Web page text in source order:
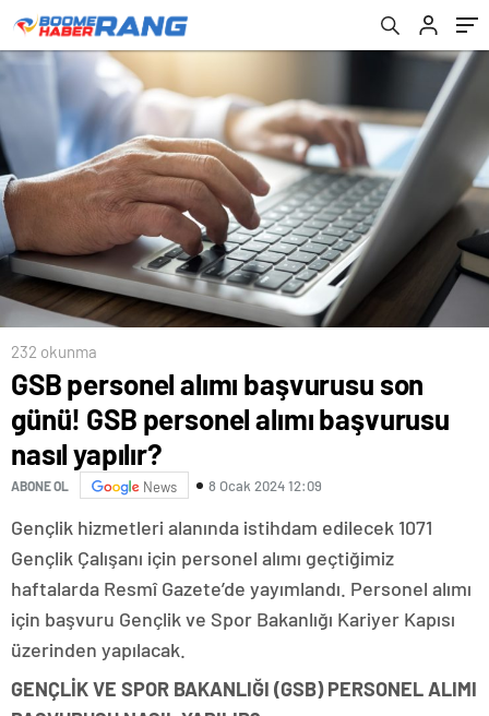
232 okunma
GSB personel alımı başvurusu son
günü! GSB personel alımı başvurusu
nasıl yapılır?
ABONE OL News 8 Ocak 2024 12:09
Gençlik hizmetleri alanında istihdam edilecek 1071
Gençlik Çalışanı için personel alımı geçtiğimiz
haftalarda Resmî Gazete’de yayımlandı. Personel alımı
için başvuru Gençlik ve Spor Bakanlığı Kariyer Kapısı
üzerinden yapılacak.
GENÇLİK VE SPOR BAKANLIĞI (GSB) PERSONEL ALIMI